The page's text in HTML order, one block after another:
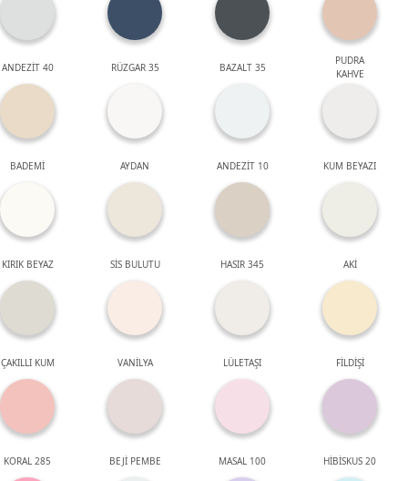
ANDEZİT 40 RÜZGAR 35 BAZALT 35
PUDRA
KAHVE
BADEMİ AYDAN ANDEZİT 10 KUM BEYAZI
KIRIK BEYAZ SİS BULUTU HASIR 345 AKİ
ÇAKILLI KUM VANİLYA LÜLETAŞI FİLDİŞİ
KORAL 285 BEJİ PEMBE MASAL 100 HİBİSKUS 20